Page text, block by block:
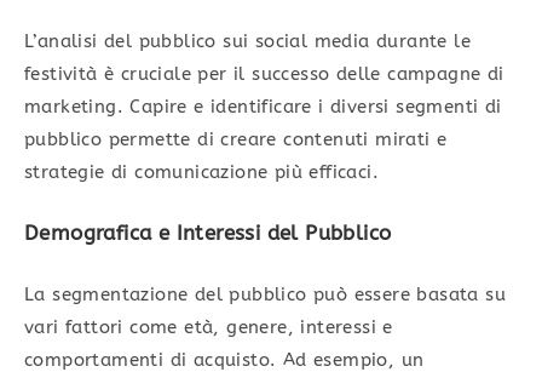
L’analisi del pubblico sui social media durante le
festività è cruciale per il successo delle campagne di
marketing. Capire e identificare i diversi segmenti di
pubblico permette di creare contenuti mirati e
strategie di comunicazione più efficaci.
Demografica e Interessi del Pubblico
La segmentazione del pubblico può essere basata su
vari fattori come età, genere, interessi e
comportamenti di acquisto. Ad esempio, un